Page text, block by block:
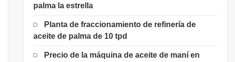
palma la estrella
Planta de fraccionamiento de refinería de
aceite de palma de 10 tpd
Precio de la máquina de aceite de maní en